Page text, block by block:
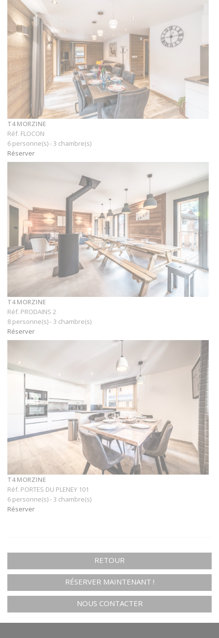
T4 MORZINE
Réf. FLOCON
6 personne(s) - 3 chambre(s)
Réserver
T4 MORZINE
Réf. PRODAINS 2
8 personne(s) - 3 chambre(s)
Réserver
T4 MORZINE
Réf. PORTES DU PLENEY 101
6 personne(s) - 3 chambre(s)
Réserver
RETOUR
RÉSERVER MAINTENANT !
NOUS CONTACTER